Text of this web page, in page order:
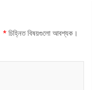
* চিহ্নিত বিষয়গুলো আবশ্যক।